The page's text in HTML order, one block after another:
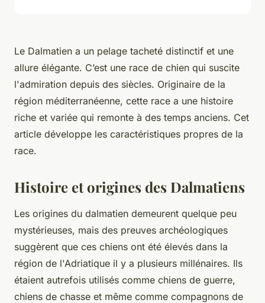
Le Dalmatien a un pelage tacheté distinctif et une
allure élégante. C’est une race de chien qui suscite
l'admiration depuis des siècles. Originaire de la
région méditerranéenne, cette race a une histoire
riche et variée qui remonte à des temps anciens. Cet
article développe les caractéristiques propres de la
race.
Histoire et origines des Dalmatiens
Les origines du dalmatien demeurent quelque peu
mystérieuses, mais des preuves archéologiques
suggèrent que ces chiens ont été élevés dans la
région de l'Adriatique il y a plusieurs millénaires. Ils
étaient autrefois utilisés comme chiens de guerre,
chiens de chasse et même comme compagnons de